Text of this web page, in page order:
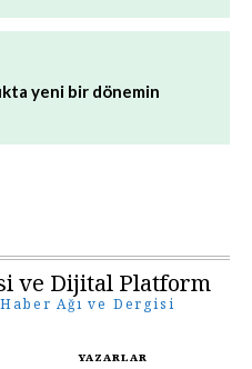
yeni bir dönemin
ve Dijital Platform
Ağı ve Dergisi
YAZARLAR